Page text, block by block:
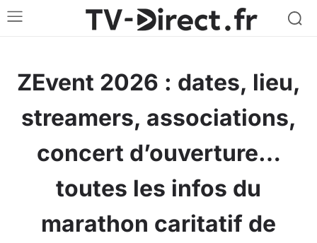
ZEvent 2026 : dates, lieu,
streamers, associations,
concert d’ouverture…
toutes les infos du
marathon caritatif de